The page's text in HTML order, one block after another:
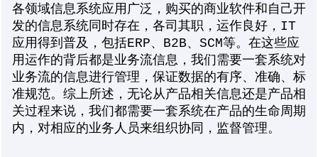
各领域信息系统应用广泛，购买的商业软件和自己开
发的信息系统同时存在，各司其职，运作良好，IT
应用得到普及，包括ERP、B2B、SCM等。在这些应
用运作的背后都是业务流信息，我们需要一套系统对
业务流的信息进行管理，保证数据的有序、准确、标
准规范。综上所述，无论从产品相关信息还是产品相
关过程来说，我们都需要一套系统在产品的生命周期
内，对相应的业务人员来组织协同，监督管理。